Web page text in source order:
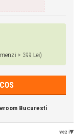
> 399 Lei)
Bucuresti
vezi